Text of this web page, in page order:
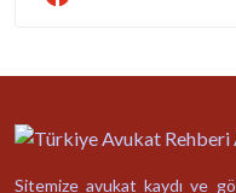
Sitemize avukat kaydı ve